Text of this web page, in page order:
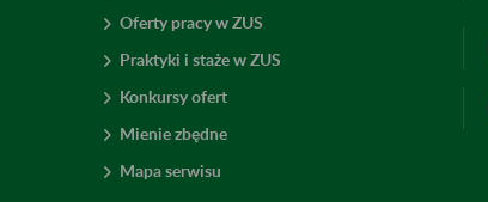
Oferty pracy w ZUS
Praktyki i staże w ZUS
Konkursy ofert
Mienie zbędne
Mapa serwisu